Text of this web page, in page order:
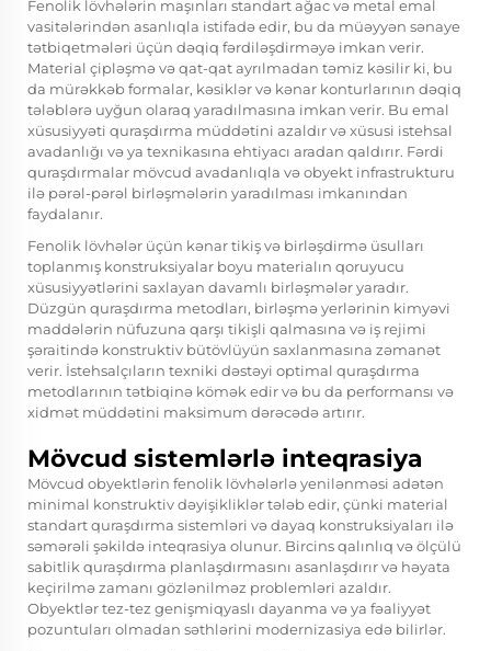
Fenolik lövhələrin maşınları standart ağac və metal emal
vasitələrindən asanlıqla istifadə edir, bu da müəyyən sənaye
tətbiqetmələri üçün dəqiq fərdiləşdirməyə imkan verir.
Material çipləşmə və qat-qat ayrılmadan təmiz kəsilir ki, bu
da mürəkkəb formalar, kəsiklər və kənar konturlarının dəqiq
tələblərə uyğun olaraq yaradılmasına imkan verir. Bu emal
xüsusiyyəti quraşdırma müddətini azaldır və xüsusi istehsal
avadanlığı və ya texnikasına ehtiyacı aradan qaldırır. Fərdi
quraşdırmalar mövcud avadanlıqla və obyekt infrastrukturu
ilə pərəl-pərəl birləşmələrin yaradılması imkanından
faydalanır.
Fenolik lövhələr üçün kənar tikiş və birləşdirmə üsulları
toplanmış konstruksiyalar boyu materialın qoruyucu
xüsusiyyətlərini saxlayan davamlı birləşmələr yaradır.
Düzgün quraşdırma metodları, birləşmə yerlərinin kimyəvi
maddələrin nüfuzuna qarşı tikişli qalmasına və iş rejimi
şəraitində konstruktiv bütövlüyün saxlanmasına zəmanət
verir. İstehsalçıların texniki dəstəyi optimal quraşdırma
metodlarının tətbiqinə kömək edir və bu da performansı və
xidmət müddətini maksimum dərəcədə artırır.
Mövcud sistemlərlə inteqrasiya
Mövcud obyektlərin fenolik lövhələrlə yenilənməsi adətən
minimal konstruktiv dəyişikliklər tələb edir, çünki material
standart quraşdırma sistemləri və dayaq konstruksiyaları ilə
səmərəli şəkildə inteqrasiya olunur. Bircins qalınlıq və ölçülü
sabitlik quraşdırma planlaşdırmasını asanlaşdırır və həyata
keçirilmə zamanı gözlənilməz problemləri azaldır.
Obyektlər tez-tez genişmiqyaslı dayanma və ya fəaliyyət
pozuntuları olmadan səthlərini modernizasiya edə bilirlər.